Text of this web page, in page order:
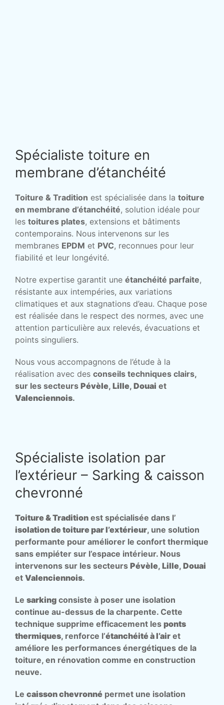
Spécialiste toiture en
membrane d’étanchéité
Toiture & Tradition est spécialisée dans la toiture
en membrane d’étanchéité, solution idéale pour
les toitures plates, extensions et bâtiments
contemporains. Nous intervenons sur les
membranes EPDM et PVC, reconnues pour leur
fiabilité et leur longévité.
Notre expertise garantit une étanchéité parfaite,
résistante aux intempéries, aux variations
climatiques et aux stagnations d’eau. Chaque pose
est réalisée dans le respect des normes, avec une
attention particulière aux relevés, évacuations et
points singuliers.
Nous vous accompagnons de l’étude à la
réalisation avec des conseils techniques clairs,
sur les secteurs Pévèle, Lille, Douai et
Valenciennois.
Spécialiste isolation par
l’extérieur – Sarking & caisson
chevronné
Toiture & Tradition est spécialisée dans l’
isolation de toiture par l’extérieur, une solution
performante pour améliorer le confort thermique
sans empiéter sur l’espace intérieur. Nous
intervenons sur les secteurs Pévèle, Lille, Douai
et Valenciennois.
Le sarking consiste à poser une isolation
continue au-dessus de la charpente. Cette
technique supprime efficacement les ponts
thermiques, renforce l’étanchéité à l’air et
améliore les performances énergétiques de la
toiture, en rénovation comme en construction
neuve.
Le caisson chevronné permet une isolation